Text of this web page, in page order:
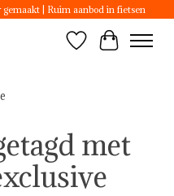
| Ruim aanbod in fietsen
Verlanglijst
met